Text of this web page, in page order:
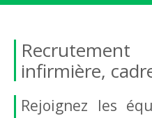
infirmière,
Rejoignez les